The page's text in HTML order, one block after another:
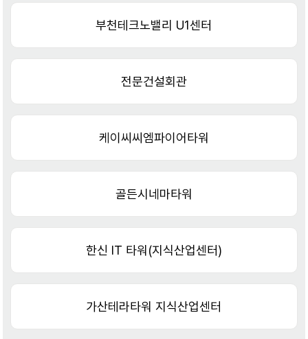
부천테크노밸리 U1센터
전문건설회관
케이씨씨엠파이어타워
골든시네마타워
한신 IT 타워(지식산업센터)
가산테라타워 지식산업센터